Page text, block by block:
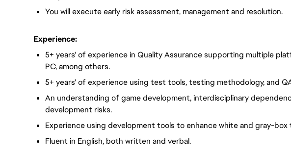
You will execute early risk assessment, management and resolution.
Experience:
5+ years' of experience in Quality Assurance supporting multiple
PC, among others.
5+ years' of experience using test tools, testing methodology, and
An understanding of game development, interdisciplinary
development risks.
Experience using development tools to enhance white and gray-
Fluent in English, both written and verbal.